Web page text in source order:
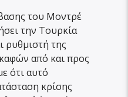
του Μοντρέ
την Τουρκία
ρυθμιστή της
από και προς
ότι αυτό
κρίσης